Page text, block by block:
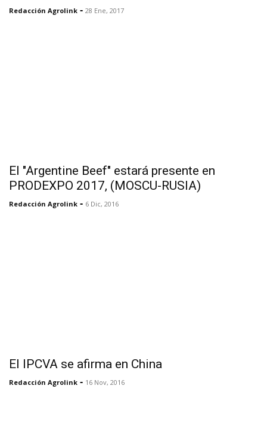
Redacción Agrolink - 28 Ene, 2017
El "Argentine Beef" estará presente en
PRODEXPO 2017, (MOSCU-RUSIA)
Redacción Agrolink - 6 Dic, 2016
El IPCVA se afirma en China
Redacción Agrolink - 16 Nov, 2016